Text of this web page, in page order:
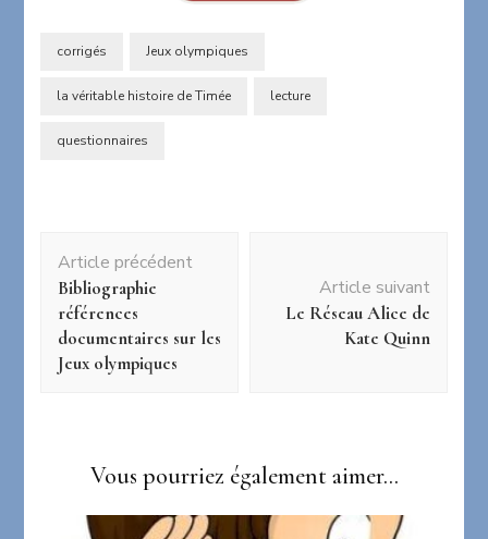
corrigés Jeux olympiques
la véritable histoire de Timée lecture
questionnaires
d'article
Article précédent
Bibliographie
références
documentaires sur les
Jeux olympiques
Article suivant
Le Réseau Alice de
Kate Quinn
Vous pourriez également aimer...